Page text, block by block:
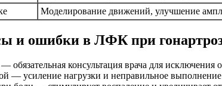
Моделирование движений, улучшение
и ошибки в ЛФК при
обязательная консультация врача для исключения
— усиление нагрузки и неправильное